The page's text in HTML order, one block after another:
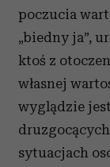
poczucia
„biedny ja”,
ktoś z
własnej
wyglądzie
sytuacjach